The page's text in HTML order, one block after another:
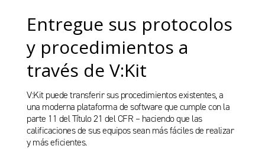
Entregue sus protocolos
y procedimientos a
través de V:Kit
V:Kit puede transferir sus procedimientos existentes, a
una moderna plataforma de software que cumple con la
parte 11 del Título 21 del CFR – haciendo que las
calificaciones de sus equipos sean más fáciles de realizar
y más eficientes.